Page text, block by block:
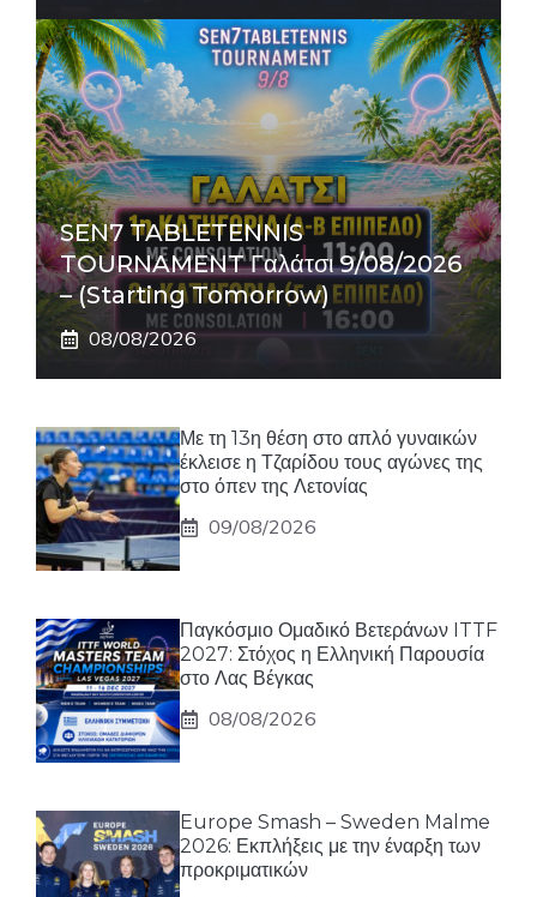
SEN7 TABLETENNIS
TOURNAMENT Γαλάτσι 9/08/2026
– (Starting Tomorrow)
08/08/2026
Με τη 13η θέση στο απλό γυναικών
έκλεισε η Τζαρίδου τους αγώνες της
στο όπεν της Λετονίας
09/08/2026
Παγκόσμιο Ομαδικό Βετεράνων ITTF
2027: Στόχος η Ελληνική Παρουσία
στο Λας Βέγκας
08/08/2026
Europe Smash – Sweden Malme
2026: Εκπλήξεις με την έναρξη των
προκριματικών